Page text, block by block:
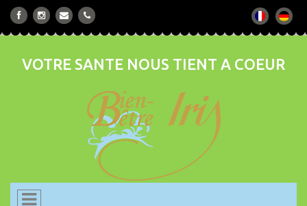
VOTRE SANTE NOUS TIENT A COEUR